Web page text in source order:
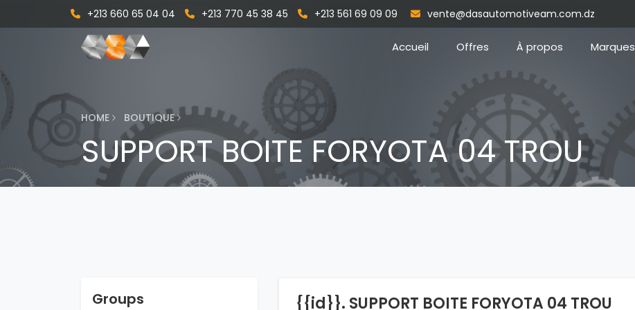
+213 660 65 04 04 +213 770 45 38 45 +213 561 69 09 09 vente@dasautomotiveam.com.dz
Accueil Offres À propos Marques
HOME BOUTIQUE
SUPPORT BOITE FORYOTA 04 TROU
Groups {{id}}. SUPPORT BOITE FORYOTA 04 TROU